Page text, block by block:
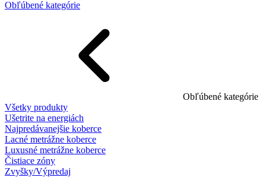
Obľúbené kategórie
Obľúbené kategórie
Všetky produkty
Ušetrite na energiách
Najpredávanejšie koberce
Lacné metrážne koberce
Luxusné metrážne koberce
Čistiace zóny
Zvyšky/Výpredaj